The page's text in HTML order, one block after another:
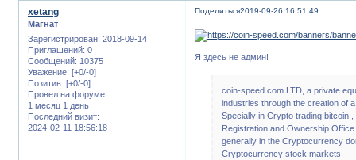
Поделиться2019-09-26 16:51:49
xetang
Магнат
Зарегистрирован: 2018-09-14
Приглашений: 0
Сообщений: 10375
Уважение: [+0/-0]
Позитив: [+0/-0]
Провел на форуме:
1 месяц 1 день
Последний визит:
2024-02-11 18:56:18
Я здесь не админ!
coin-speed.com LTD, a private
industries through the creation of
Specially in Crypto trading bitcoin
Registration and Ownership
generally in the Cryptocurrency
Cryptocurrency stock markets.